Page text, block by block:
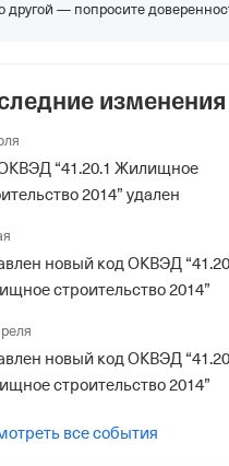
другой — попросите
изменения
“41.20.1 Жилищное
2014” удален
новый код ОКВЭД
строительство 2014”
новый код ОКВЭД
строительство 2014”
все события